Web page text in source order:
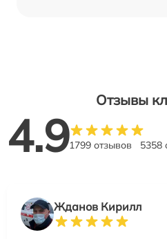
Отзывы
4.91799 отзывов 5358
Жданов Кирилл